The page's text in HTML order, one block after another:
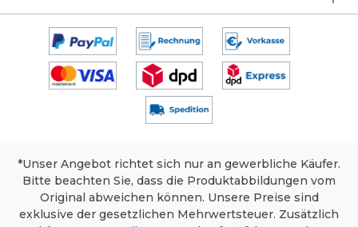
*Unser Angebot richtet sich nur an gewerbliche Käufer.
Bitte beachten Sie, dass die Produktabbildungen vom
Original abweichen können. Unsere Preise sind
exklusive der gesetzlichen Mehrwertsteuer. Zusätzlich